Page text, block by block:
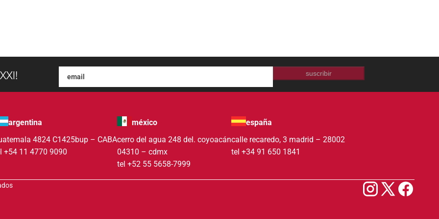
suscribir
argentina
4824 C1425bup – CABA
+54 11 4770 9090
méxico
cerro del agua 248 del. coyoacán
04310 – cdmx
tel +52 55 5658-7999
españa
calle recaredo, 3 madrid – 28002
tel +34 91 650 1841